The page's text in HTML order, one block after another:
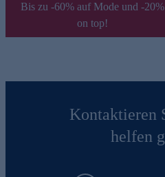
Bis zu -60% auf Mode und -20%
on top!
Kontaktieren
helfen